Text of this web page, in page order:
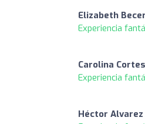
Elizabeth
Experiencia
Carolina Cortes
Experiencia
Héctor Alvarez